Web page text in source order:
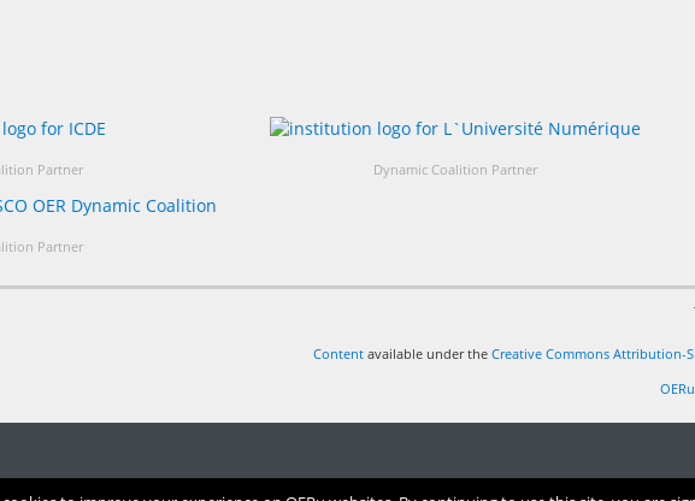
Partner Dynamic Coalition Partner
Partner
Content available under the Creative Commons Attribution-